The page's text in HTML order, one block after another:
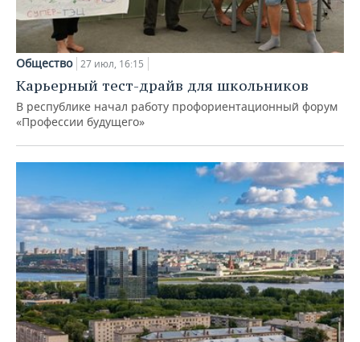
Общество 27 июл, 16:15
Карьерный тест-драйв для школьников
В республике начал работу профориентационный форум
«Профессии будущего»